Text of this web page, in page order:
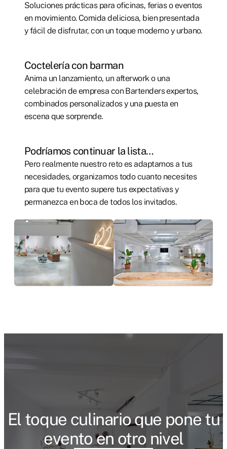
Soluciones prácticas para oficinas, ferias o eventos
en movimiento. Comida deliciosa, bien presentada
y fácil de disfrutar, con un toque moderno y urbano.
Coctelería con barman
Anima un lanzamiento, un afterwork o una
celebración de empresa con Bartenders expertos,
combinados personalizados y una puesta en
escena que sorprende.
Podríamos continuar la lista…
Pero realmente nuestro reto es adaptarnos a tus
necesidades, organizamos todo cuanto necesites
para que tu evento supere tus expectativas y
permanezca en boca de todos los invitados.
El toque culinario que pone tu
evento en otro nivel